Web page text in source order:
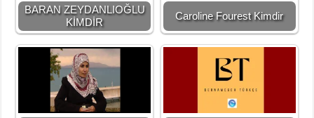
BARAN ZEYDANLIOĞLU
KİMDİR
Caroline Fourest Kimdir